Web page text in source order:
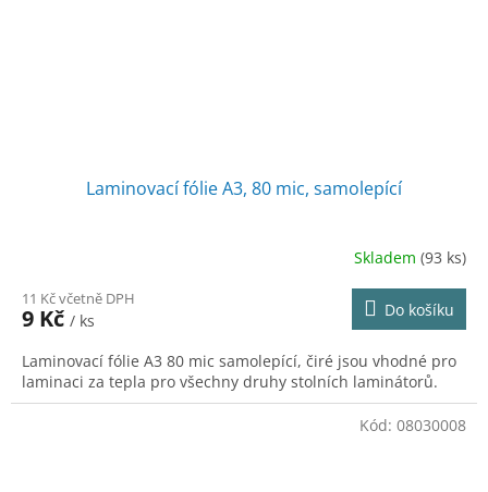
Laminovací fólie A3, 80 mic, samolepící
Skladem (93 ks)
11 Kč včetně DPH
9 Kč / ks
Do košíku
Laminovací fólie A3 80 mic samolepící, čiré jsou vhodné pro
laminaci za tepla pro všechny druhy stolních laminátorů.
Kód: 08030008